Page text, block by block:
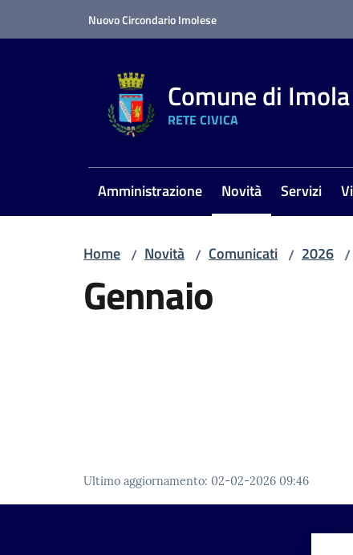
Nuovo Circondario Imolese
Comune di Imola
RETE CIVICA
Amministrazione Novità
Menu selezionato
Servizi
Home / Novità / Comunicati / 2026 /
Gennaio
Ultimo aggiornamento: 02-02-2026 09:46